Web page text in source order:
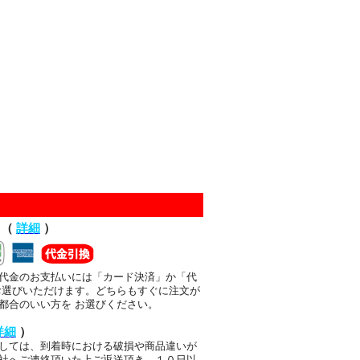
詳細 ）
金のお支払いには「カード決済」か「代
びいただけます。どちらもすぐに注文が
合のいい方を お選びください。
細 ）
ては、到着時における破損や商品違いが